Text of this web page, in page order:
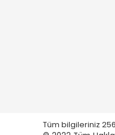
Tüm bilgileriniz